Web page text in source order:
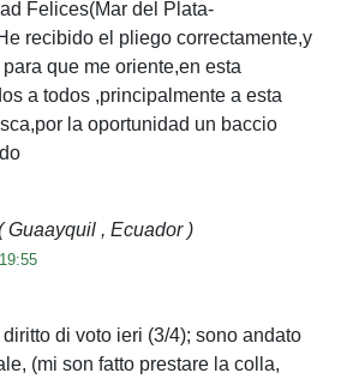
Felices(Mar del Plata-
recibido el pliego correctamente,y
que me oriente,en esta
a todos ,principalmente a esta
la oportunidad un baccio
Guaayquil , Ecuador )
di voto ieri (3/4); sono andato
(mi son fatto prestare la colla,